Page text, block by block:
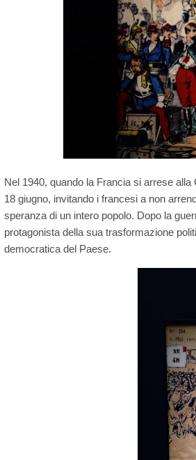
Nel 1940, quando la Francia si arrese
18 giugno, invitando i francesi a non
speranza di un intero popolo. Dopo la
protagonista della sua trasformazione
democratica del Paese.